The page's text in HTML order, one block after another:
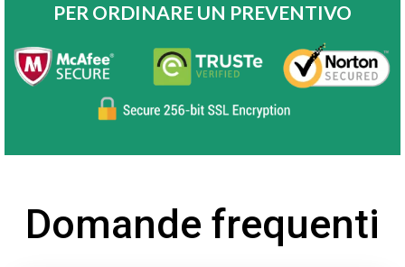
PER ORDINARE UN PREVENTIVO
Domande frequenti